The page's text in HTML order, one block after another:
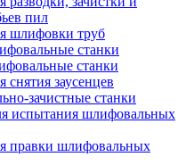
пил
шлифовки труб
станки
станки
снятия заусенцев
зачистные станки
испытания шлифовальных
правки шлифовальных